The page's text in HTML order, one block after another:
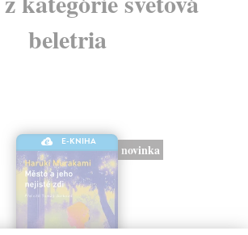
beletria
E-KNIHA
novinka